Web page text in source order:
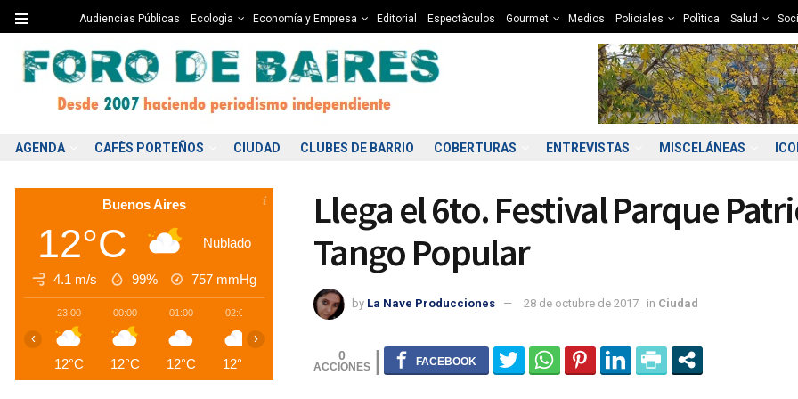
Audiencias Públicas Ecologìa Economía y Empresa Editorial Espectàculos Gourmet Medios Policiales Polìtica Salud
AGENDA CAFÈS PORTEÑOS CIUDAD CLUBES DE BARRIO COBERTURAS ENTREVISTAS MISCELÁNEAS
Llega el 6to. Festival Parque
Tango Popular
by La Nave Producciones 28 de octubre de 2017 in Ciudad
0
Buenos Aires
12°C Nublado
4.1 m/s 99% 757 mmHg
23:00
12°C
00:00
12°C
01:00
12°C
02:00
12°C
04:00
12°C 12°C 12°C 12°C 12°C 12°C 13°C
‹ ›